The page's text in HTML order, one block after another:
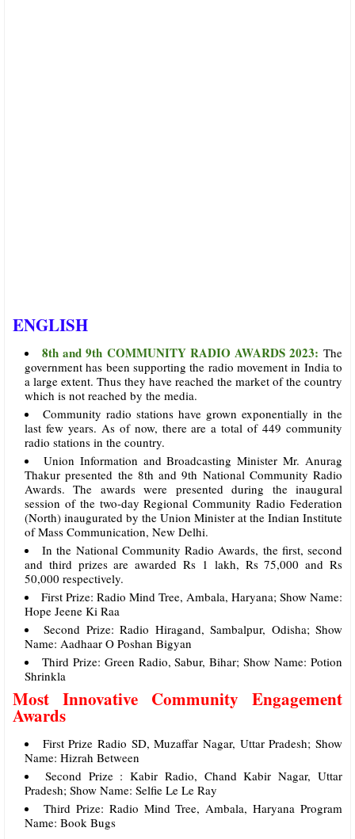
ENGLISH
8th and 9th COMMUNITY RADIO AWARDS 2023: The
government has been supporting the radio movement in India to
a large extent. Thus they have reached the market of the country
which is not reached by the media.
Community radio stations have grown exponentially in the
last few years. As of now, there are a total of 449 community
radio stations in the country.
Union Information and Broadcasting Minister Mr. Anurag
Thakur presented the 8th and 9th National Community Radio
Awards. The awards were presented during the inaugural
session of the two-day Regional Community Radio Federation
(North) inaugurated by the Union Minister at the Indian Institute
of Mass Communication, New Delhi.
In the National Community Radio Awards, the first, second
and third prizes are awarded Rs 1 lakh, Rs 75,000 and Rs
50,000 respectively.
First Prize: Radio Mind Tree, Ambala, Haryana; Show Name:
Hope Jeene Ki Raa
Second Prize: Radio Hiragand, Sambalpur, Odisha; Show
Name: Aadhaar O Poshan Bigyan
Third Prize: Green Radio, Sabur, Bihar; Show Name: Potion
Shrinkla
Most Innovative Community Engagement
Awards
First Prize Radio SD, Muzaffar Nagar, Uttar Pradesh; Show
Name: Hizrah Between
Second Prize : Kabir Radio, Chand Kabir Nagar, Uttar
Pradesh; Show Name: Selfie Le Le Ray
Third Prize: Radio Mind Tree, Ambala, Haryana Program
Name: Book Bugs